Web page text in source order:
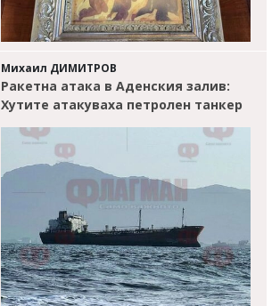
Михаил ДИМИТРОВ
Ракетна атака в Аденския залив:
Хутите атакуваха петролен танкер